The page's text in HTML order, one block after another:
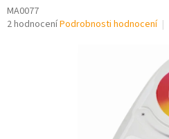
MA0077
Průměrné
2 hodnoceníPodrobnosti hodnocení